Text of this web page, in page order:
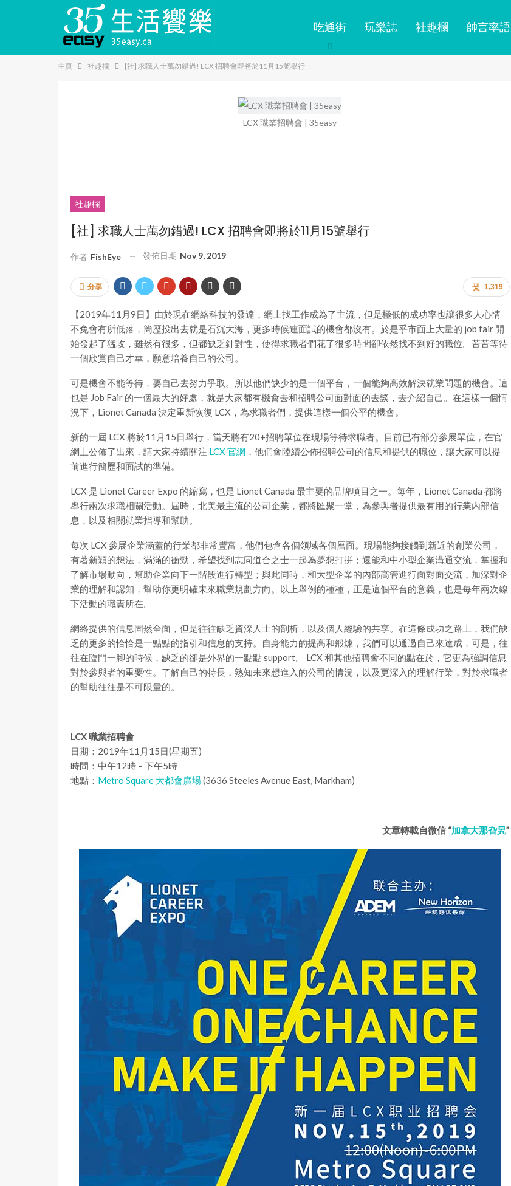
吃通街 玩樂誌 社趣欄 帥言率語
主頁 社趣欄 [社] 求職人士萬勿錯過! LCX 招聘會即將於11月15號舉行
LCX 職業招聘會 | 35easy
社趣欄
[社] 求職人士萬勿錯過! LCX 招聘會即將於11月15號舉行
作者 FishEye 發佈日期 Nov 9, 2019
1,319
分享
【2019年11月9日】由於現在網絡科技的發達，網上找工作成為了主流，但是極低的成功率也讓很多人心情
不免會有所低落，簡歷投出去就是石沉大海，更多時候連面試的機會都沒有。於是乎市面上大量的 job fair 開
始發起了猛攻，雖然有很多，但都缺乏針對性，使得求職者們花了很多時間卻依然找不到好的職位。苦苦等待
一個欣賞自己才華，願意培養自己的公司。
可是機會不能等待，要自己去努力爭取。所以他們缺少的是一個平台，一個能夠高效解決就業問題的機會。這
也是 Job Fair 的一個最大的好處，就是大家都有機會去和招聘公司面對面的去談，去介紹自己。在這樣一個情
況下，Lionet Canada 決定重新恢復 LCX，為求職者們，提供這樣一個公平的機會。
新的一屆 LCX 將於11月15日舉行，當天將有20+招聘單位在現場等待求職者。目前已有部分參展單位，在官
網上公佈了出來，請大家持續關注 LCX 官網 ，他們會陸續公佈招聘公司的信息和提供的職位，讓大家可以提
前進行簡歷和面試的準備。
LCX 是 Lionet Career Expo 的縮寫，也是 Lionet Canada 最主要的品牌項目之一。每年，Lionet Canada 都將
舉行兩次求職相關活動。屆時，北美最主流的公司企業，都將匯聚一堂，為參與者提供最有用的行業內部信
息，以及相關就業指導和幫助。
每次 LCX 參展企業涵蓋的行業都非常豐富，他們包含各個領域各個層面。現場能夠接觸到新近的創業公司，
有著新穎的想法，滿滿的衝勁，希望找到志同道合之士一起為夢想打拼；還能和中小型企業溝通交流，掌握和
了解市場動向，幫助企業向下一階段進行轉型；與此同時，和大型企業的內部高管進行面對面交流，加深對企
業的理解和認知，幫助你更明確未來職業規劃方向。以上舉例的種種，正是這個平台的意義，也是每年兩次線
下活動的職責所在。
網絡提供的信息固然全面，但是往往缺乏資深人士的剖析，以及個人經驗的共享。在這條成功之路上，我們缺
乏的更多的恰恰是一點點的指引和信息的支持。自身能力的提高和鍛煉，我們可以通過自己來達成，可是，往
往在臨門一腳的時候，缺乏的卻是外界的一點點 support。 LCX 和其他招聘會不同的點在於，它更為強調信息
對於參與者的重要性。了解自己的特長，熟知未來想進入的公司的情況，以及更深入的理解行業，對於求職者
的幫助往往是不可限量的。
LCX 職業招聘會
日期：2019年11月15日(星期五)
時間：中午12時 – 下午5時
地點： Metro Square 大都會廣場(3636 Steeles Avenue East, Markham)
文章轉載自微信 “加拿大那旮旯”